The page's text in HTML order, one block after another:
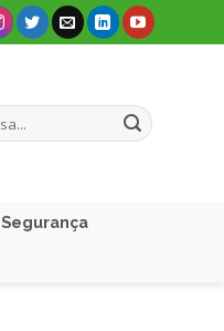
Segurança